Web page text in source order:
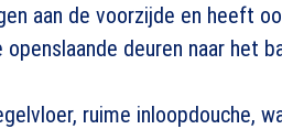
aan de voorzijde en heeft
deuren naar het
ruime inloopdouche,